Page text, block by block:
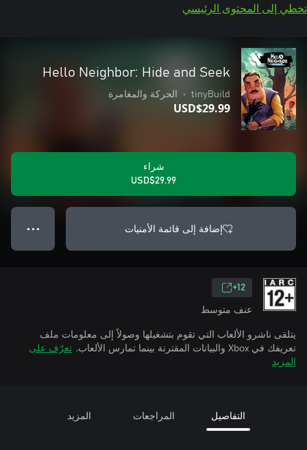
تخطي إلى المحتوى الرئيسي
Hello Neighbor: Hide and Seek
tinyBuild
• الحركة والمغامرة
USD$29.99
شراء
USD$29.99
إضافة إلى قائمة الأمنيات ● ● ●
12+
عنف متوسط
يتلقى ناشرو الألعاب التي تقوم بتشغيلها وصولاً إلى معلومات ملف
تعريفك في Xbox والبيانات المقترنة بينما تمارس الألعاب.
تعرّف على
المزيد
التفاصيل المراجعات المزيد